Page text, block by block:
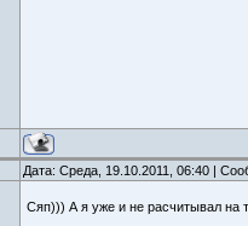
Дата: Среда, 19.10.2011, 06:40 |
Сяп))) А я уже и не расчитывал на